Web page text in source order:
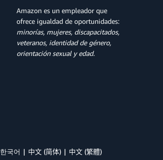
Amazon es un empleador que
ofrece igualdad de oportunidades:
minorías, mujeres, discapacitados,
veteranos, identidad de género,
orientación sexual y edad.
한국어 中文 (简体) 中文 (繁體)